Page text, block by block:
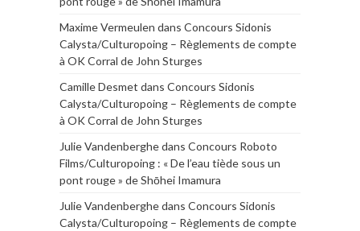
Maxime Vermeulen dans Concours Sidonis
Calysta/Culturopoing – Règlements de compte
à OK Corral de John Sturges
Camille Desmet dans Concours Sidonis
Calysta/Culturopoing – Règlements de compte
à OK Corral de John Sturges
Julie Vandenberghedans Concours Roboto
Films/Culturopoing : « De l’eau tiède sous un
pont rouge » de Shōhei Imamura
Julie Vandenberghedans Concours Sidonis
Calysta/Culturopoing – Règlements de compte